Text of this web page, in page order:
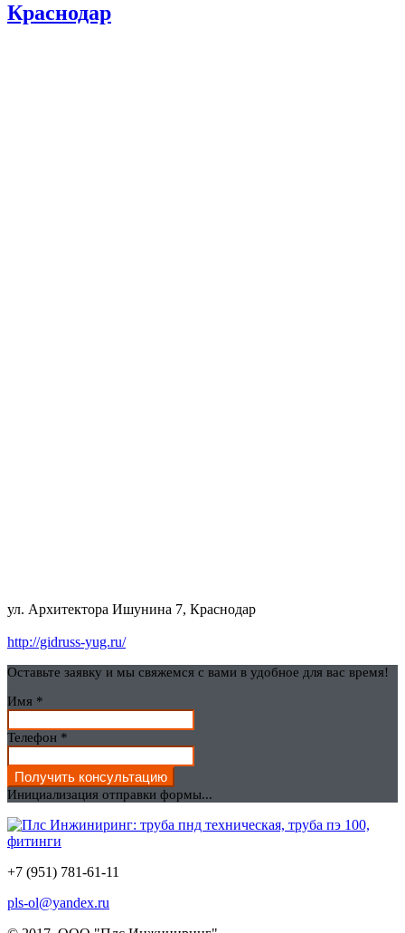
Краснодар
ул. Архитектора Ишунина 7, Краснодар
http://gidruss-yug.ru/
Оставьте заявку и мы свяжемся с вами в удобное для вас время!
Имя *
Телефон *
Получить консультацию
Инициализация отправки формы...
+7 (951) 781-61-11
pls-ol@yandex.ru